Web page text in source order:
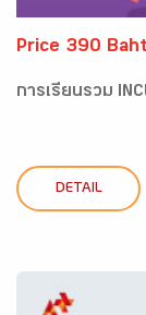
Price 390 Baht
การเรียนรวม
DETAIL